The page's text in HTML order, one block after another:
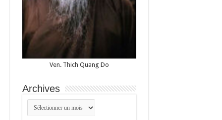
Ven. Thich Quang Do
Archives
Archives